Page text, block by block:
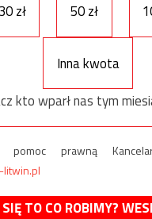
30 zł
50 zł
Inna kwota
kto wparł nas tym
pomoc prawną
litwin.pl
TO CO ROBIMY?